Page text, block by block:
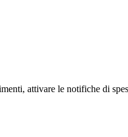
attivare le notifiche di